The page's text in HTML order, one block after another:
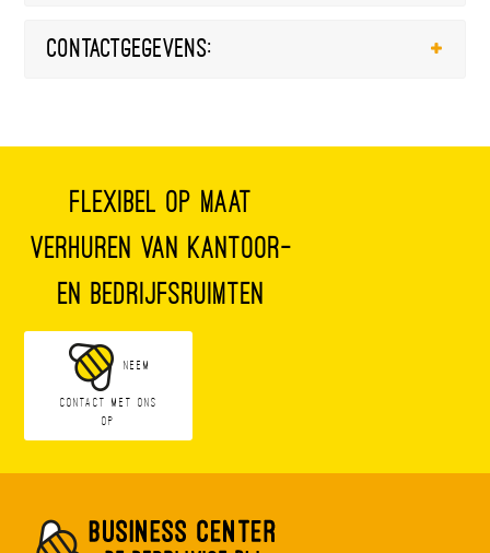
Contactgegevens:
Flexibel op maat
verhuren van kantoor-
en bedrijfsruimten
Neem
contact met ons
op